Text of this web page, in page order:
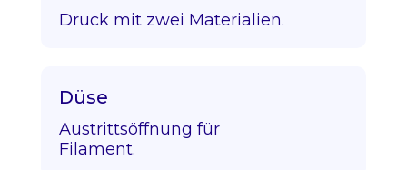
Druck mit zwei Materialien.
Düse
Austrittsöffnung für
Filament.